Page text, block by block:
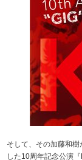
そして、その加藤和
した10周年記念公演